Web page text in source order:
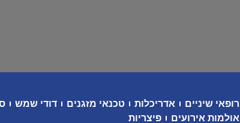
רופאי שיניים אדריכלות טכנאי מזגנים דודי שמש
אולמות אירועים
פיצריות